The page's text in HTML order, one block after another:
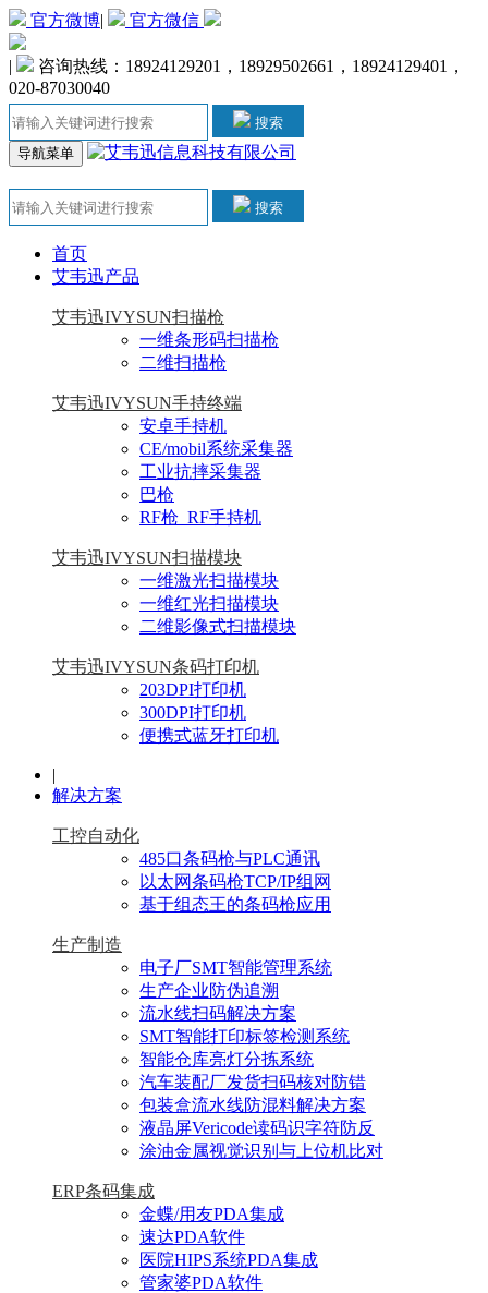
官方微博| 官方微信
|
咨询热线：18924129201，18929502661，18924129401，
020-87030040
搜索
导航菜单
搜索
首页
艾韦迅产品
艾韦迅IVYSUN扫描枪
一维条形码扫描枪
二维扫描枪
艾韦迅IVYSUN手持终端
安卓手持机
CE/mobil系统采集器
工业抗摔采集器
巴枪
RF枪_RF手持机
艾韦迅IVYSUN扫描模块
一维激光扫描模块
一维红光扫描模块
二维影像式扫描模块
艾韦迅IVYSUN条码打印机
203DPI打印机
300DPI打印机
便携式蓝牙打印机
|
解决方案
工控自动化
485口条码枪与PLC通讯
以太网条码枪TCP/IP组网
基于组态王的条码枪应用
生产制造
电子厂SMT智能管理系统
生产企业防伪追溯
流水线扫码解决方案
SMT智能打印标签检测系统
智能仓库亮灯分拣系统
汽车装配厂发货扫码核对防错
包装盒流水线防混料解决方案
液晶屏Vericode读码识字符防反
涂油金属视觉识别与上位机比对
ERP条码集成
金蝶/用友PDA集成
速达PDA软件
医院HIPS系统PDA集成
管家婆PDA软件